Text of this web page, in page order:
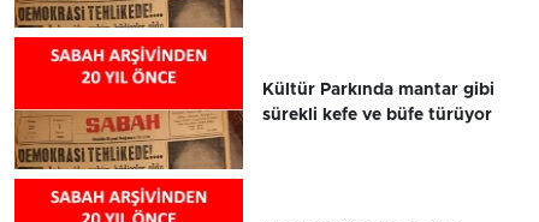
Kültür Parkında mantar gibi
sürekli kefe ve büfe türüyor